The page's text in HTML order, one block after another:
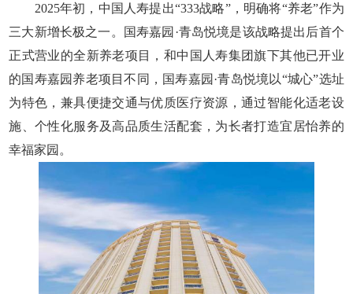
2025年初，中国人寿提出“333战略”，明确将“养老”作为
三大新增长极之一。国寿嘉园·青岛悦境是该战略提出后首个
正式营业的全新养老项目，和中国人寿集团旗下其他已开业
的国寿嘉园养老项目不同，国寿嘉园·青岛悦境以“城心”选址
为特色，兼具便捷交通与优质医疗资源，通过智能化适老设
施、个性化服务及高品质生活配套，为长者打造宜居怡养的
幸福家园。